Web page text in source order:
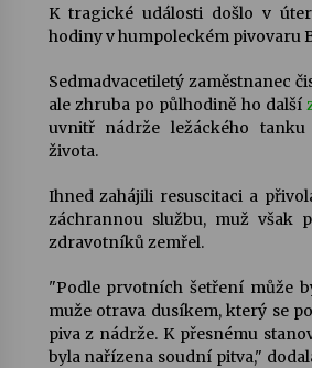
Jenakaši
28. 7. 2026
Votavžatský ploty
23. 7. 2026
Letní koncerty ve
22. 7. 2026
Vysočinka
17. 7. 2026
K tragické události došlo v
hodiny v humpoleckém pivovaru
Sedmadvacetiletý zaměstnanec
ale zhruba po půlhodině ho další
uvnitř nádrže ležáckého
života.
Ihned zahájili resuscitaci a
záchrannou službu, muž však
zdravotníků zemřel.
"Podle prvotních šetření může
muže otrava dusíkem, který se
piva z nádrže. K přesnému
byla nařízena soudní pitva,"